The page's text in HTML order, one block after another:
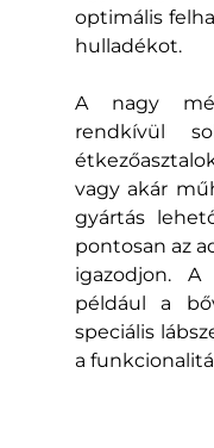
optimális
hulladékot.
A nagy
rendkívül
vagy akár
gyártás
pontosan az
igazodjon. A
például a
speciális
a